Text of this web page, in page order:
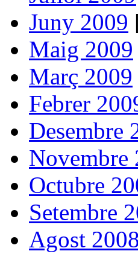
Juny 2009
Maig 2009
Març 2009
Febrer
Desembre
Novembre
Octubre
Setembre
Agost 2008